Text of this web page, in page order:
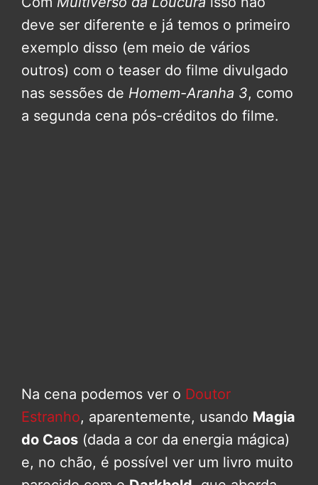
deve ser diferente e já temos o primeiro
exemplo disso (em meio de vários
outros) com o teaser do filme divulgado
nas sessões de Homem-Aranha 3, como
a segunda cena pós-créditos do filme.
Na cena podemos ver o Doutor
Estranho, aparentemente, usando Magia
do Caos (dada a cor da energia mágica)
e, no chão, é possível ver um livro muito